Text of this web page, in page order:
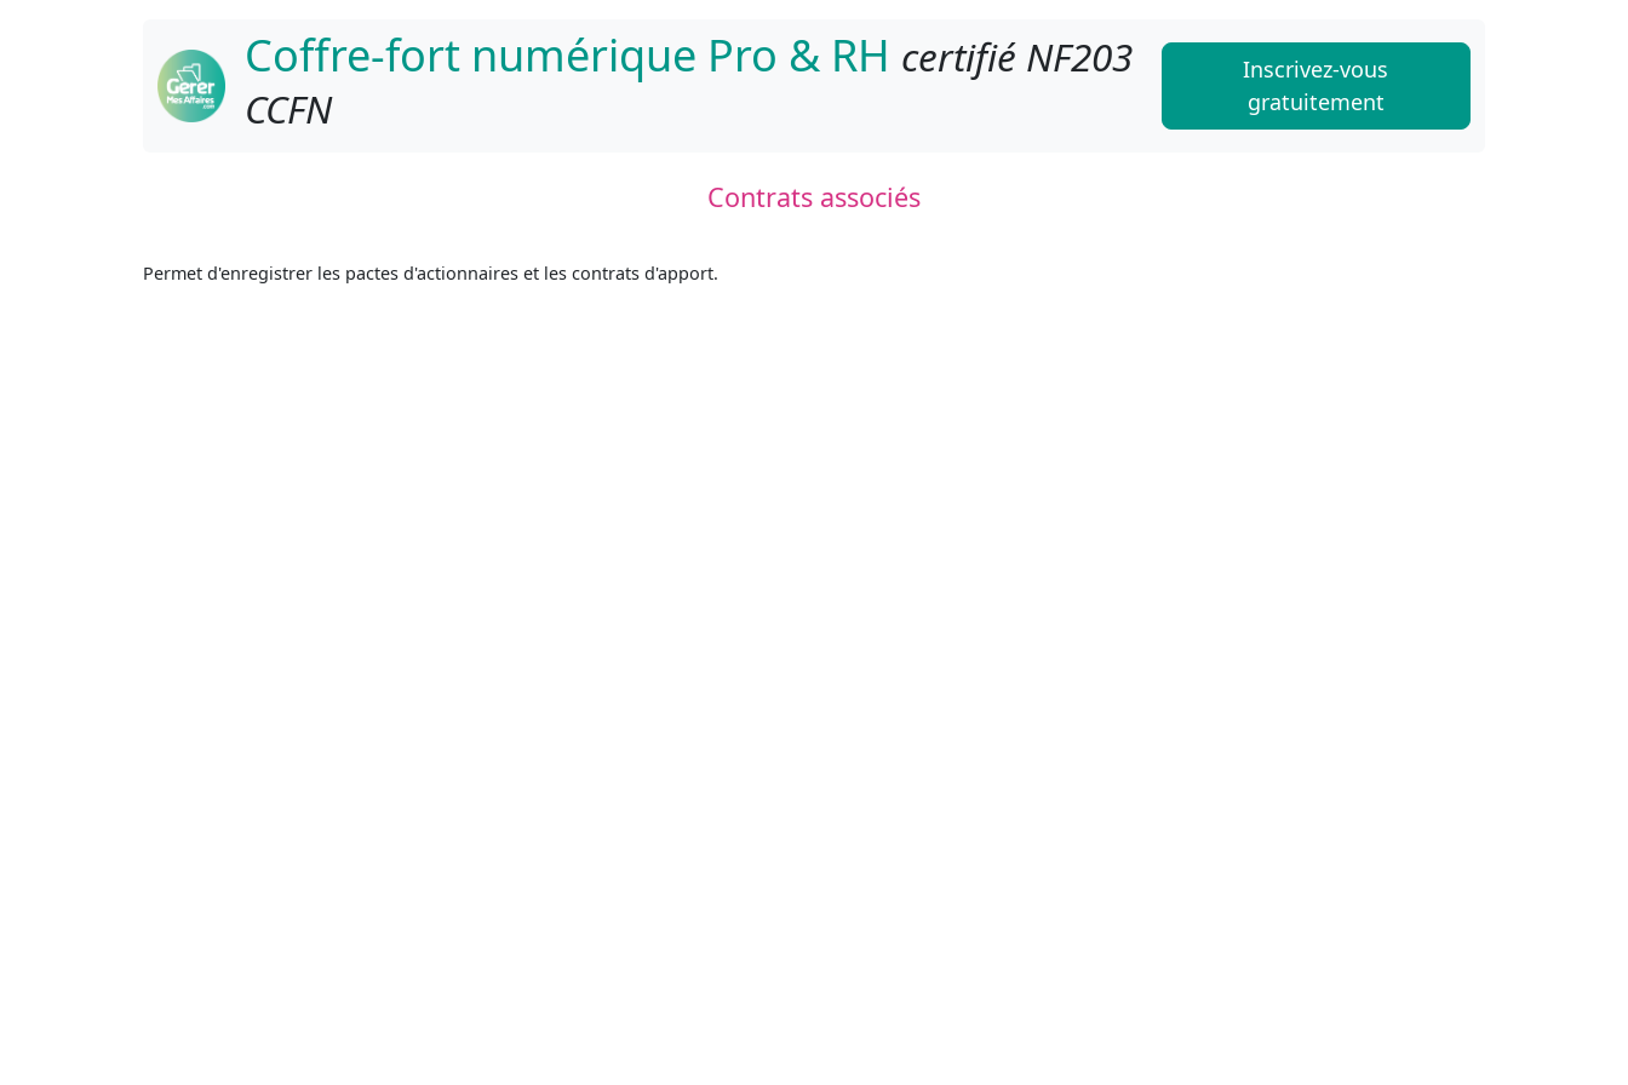
Coffre-fort numérique Pro & RH certifié NF203
CCFN
Inscrivez-vous
gratuitement
Contrats associés
Permet d'enregistrer les pactes d'actionnaires et les contrats d'apport.